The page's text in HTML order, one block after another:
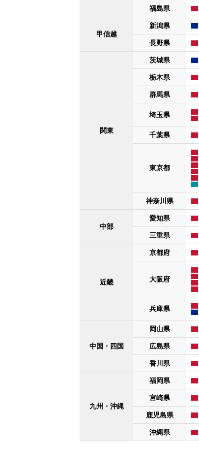
福島県
甲信越
新潟県
長野県
関東
茨城県
栃木県
群馬県
埼玉県
千葉県
東京都
神奈川県
中部
愛知県
三重県
近畿
京都府
大阪府
兵庫県
中国・四国
岡山県
広島県
香川県
九州・沖縄
福岡県
宮崎県
鹿児島県
沖縄県